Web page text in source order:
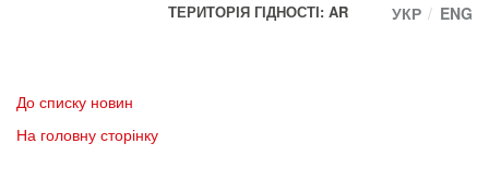
ТЕРИТОРІЯ ГІДНОСТІ: AR
УКР ENG
До списку новин
На головну сторінку